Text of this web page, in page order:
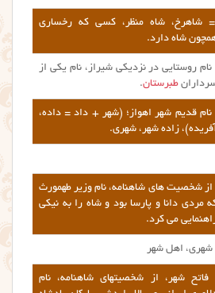
= شاهرخ، شاه منظر، کسی که رخساری
شاه دارد.
نام روستایی در نزدیکی شیراز، نام یکی از
طبرستان.
نام قدیم شهر اهواز؛ (شهر + داد = داده،
آفریده)، زاده‌ شهر، شهری.
از شخصیت های شاهنامه، نام وزیر طهمورث
مردی دانا و پارسا بود و شاه را به نیکی
می کرد.
شهری، اهل شهر
فاتح شهر، از شخصیتهای شاهنامه، نام